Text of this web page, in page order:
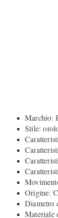
Marchio:
Stile:
Origine:
Diametro
Materiale